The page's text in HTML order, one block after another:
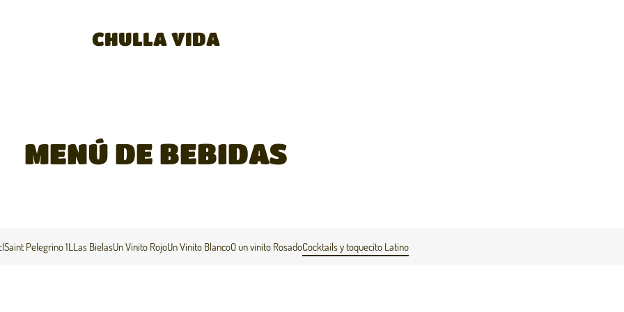
CHULLA VIDA
MENÚ DE BEBIDAS
Saint Pelegrino 1LLas BielasUn Vinito RojoUn Vinito BlancoO un vinito RosadoCocktails y toquecito Latino